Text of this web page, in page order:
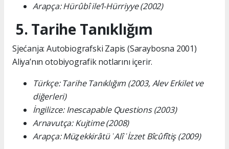
Arapça: Hürûbî ile’l-Hürriyye (2002)
5. Tarihe Tanıklığım
Sjećanja: Autobiografski Zapis (Saraybosna 2001)
Aliya’nın otobiyografik notlarını içerir.
Türkçe: Tarihe Tanıklığım (2003, Alev Erkilet ve
diğerleri)
İngilizce: Inescapable Questions (2003)
Arnavutça: Kujtime (2008)
Arapça: Müẕekkirâtü ʿAlî ʿİzzet Bîcûfîtiş (2009)